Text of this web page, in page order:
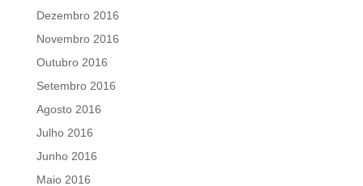
Dezembro 2016
Novembro 2016
Outubro 2016
Setembro 2016
Agosto 2016
Julho 2016
Junho 2016
Maio 2016